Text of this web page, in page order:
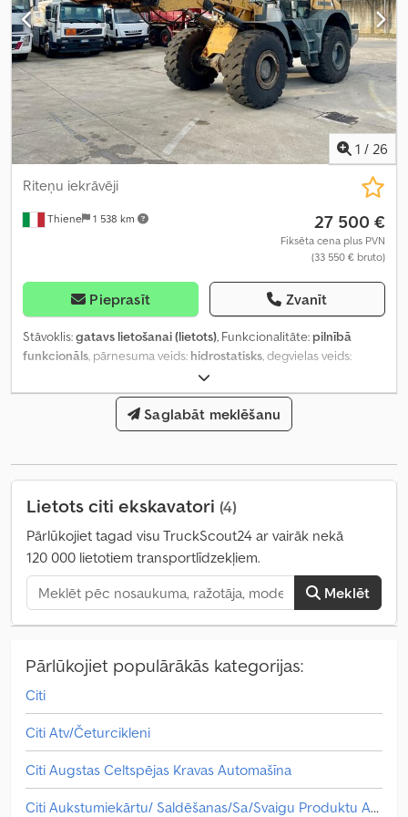
1 / 26
Thiene 1 538 km
Riteņu iekrāvēji
27 500 €
Fiksēta cena plus PVN
(33 550 € bruto)
Pieprasīt Zvanīt
Stāvoklis:gatavs lietošanai (lietots), Funkcionalitāte: pilnībā
funkcionāls, pārnesuma veids: hidrostatisks, degvielas veids:
, kopējais svars:
izmērs:23.5-25, riepu stāvoklis:40 procenti, braukšanas stāvoklis:
, asu konfigurācija:2 asis, pirmā reģistrācija:
4,4 m³, rakšanas kausa platums:2 950 mm
stundas:15 200 h, iekārtas/transportlīdzekļa numurs:4520389,
Saglabāt meklēšanu
Lietots citi ekskavatori (4)
Pārlūkojiet tagad visu TruckScout24 ar vairāk nekā
120 000 lietotiem transportlīdzekļiem.
Meklēt
Pārlūkojiet populārākās kategorijas:
Citi
Citi Atv/Četurcikleni
Citi Augstas Celtspējas Kravas Automašīna
Citi Aukstumiekārtu/ Saldēšanas/Sa/Svaigu Produktu Apkalpošana